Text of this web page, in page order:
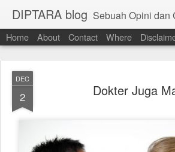
DIPTARA blog Sebuah Opini dan
Home About Contact Where
DEC
2 Dokter Juga